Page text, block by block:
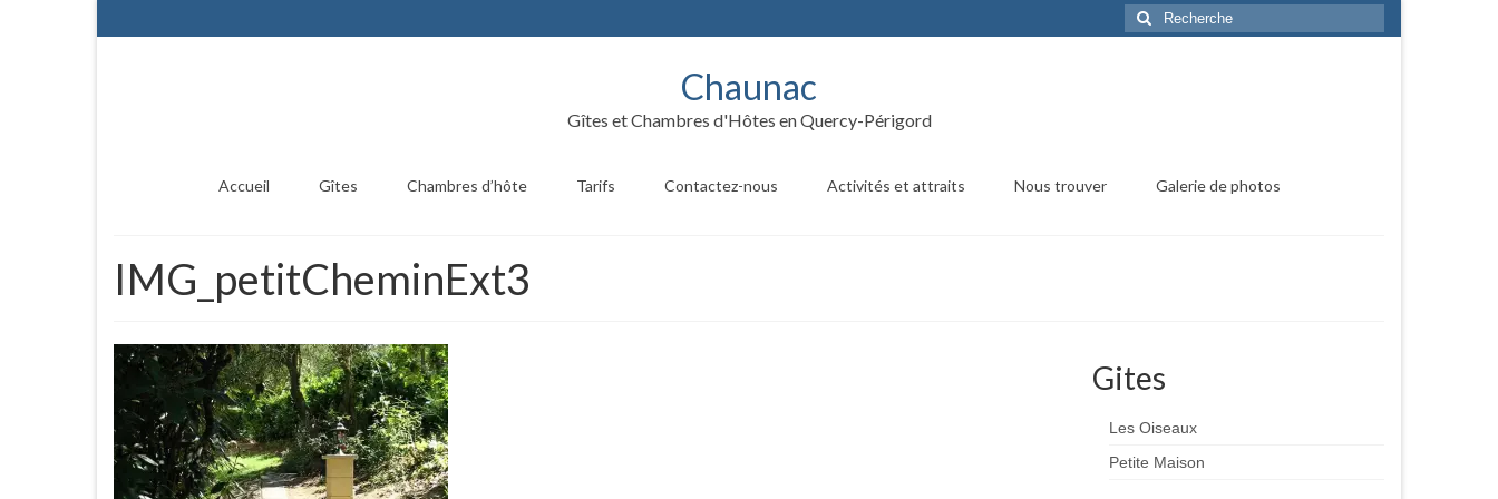
Rechercher
:
Chaunac
Gîtes et Chambres d'Hôtes en Quercy-Périgord
Accueil Gîtes Chambres d’hôte Tarifs Contactez-nous Activités et attraits Nous trouver Galerie de photos
IMG_petitCheminExt3
Gites
Les Oiseaux
Petite Maison